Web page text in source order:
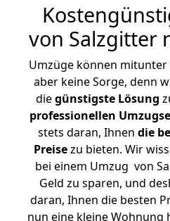
von Salzgitter
Umzüge können
aber keine Sorge, denn
diegünstigste Lösung
professionellen
stets daran, Ihnen die
Preisezu bieten. Wir
bei einem Umzug von
Geld zu sparen, und
daran, Ihnen die besten
nun eine kleine Wohnung